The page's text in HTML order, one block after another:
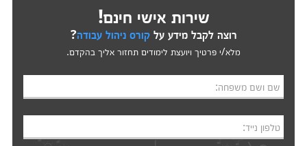
שירות אישי חינם!
רוצה לקבל מידע עלקורס ניהול עבודה?
מלא/י פרטיך ויועצת לימודים תחזור אליך בהקדם.
שם ושם משפחה:
טלפון נייד: